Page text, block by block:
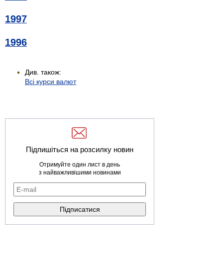
1997
1996
Див. також:
Всі курси валют
Підпишіться на розсилку новин
Отримуйте один лист в день
з найважливішими новинами